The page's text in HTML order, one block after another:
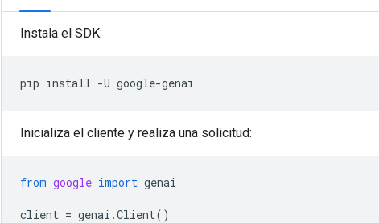
Instala el SDK:
pip install -U
Inicializa el cliente y realiza una solicitud:
from google import genai
client = genai .Client()